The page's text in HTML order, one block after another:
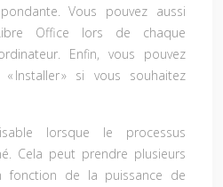
Vous pouvez aussi
Office lors de chaque
Enfin, vous pouvez
Installer » si vous souhaitez
lorsque le processus
Cela peut prendre plusieurs
fonction de la puissance de